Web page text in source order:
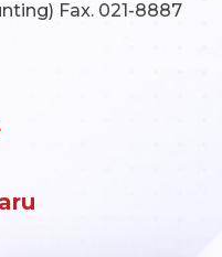
Fax. 021-8887